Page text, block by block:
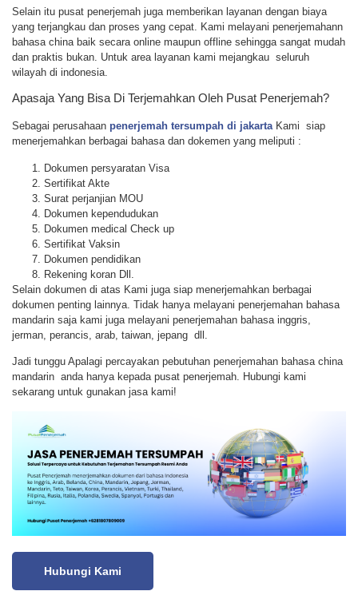
Selain itu pusat penerjemah juga memberikan layanan dengan biaya
yang terjangkau dan proses yang cepat. Kami melayani penerjemahann
bahasa china baik secara online maupun offline sehingga sangat mudah
dan praktis bukan. Untuk area layanan kami mejangkau seluruh
wilayah di indonesia.
Apasaja Yang Bisa Di Terjemahkan Oleh Pusat Penerjemah?
Sebagai perusahaan penerjemah tersumpah di jakartaKami siap
menerjemahkan berbagai bahasa dan dokemen yang meliputi :
Dokumen persyaratan Visa
Sertifikat Akte
Surat perjanjian MOU
Dokumen kependudukan
Dokumen medical Check up
Sertifikat Vaksin
Dokumen pendidikan
Rekening koran Dll.
Selain dokumen di atas Kami juga siap menerjemahkan berbagai
dokumen penting lainnya. Tidak hanya melayani penerjemahan bahasa
mandarin saja kami juga melayani penerjemahan bahasa inggris,
jerman, perancis, arab, taiwan, jepang dll.
Jadi tunggu Apalagi percayakan pebutuhan penerjemahan bahasa china
mandarin anda hanya kepada pusat penerjemah. Hubungi kami
sekarang untuk gunakan jasa kami!
Hubungi Kami